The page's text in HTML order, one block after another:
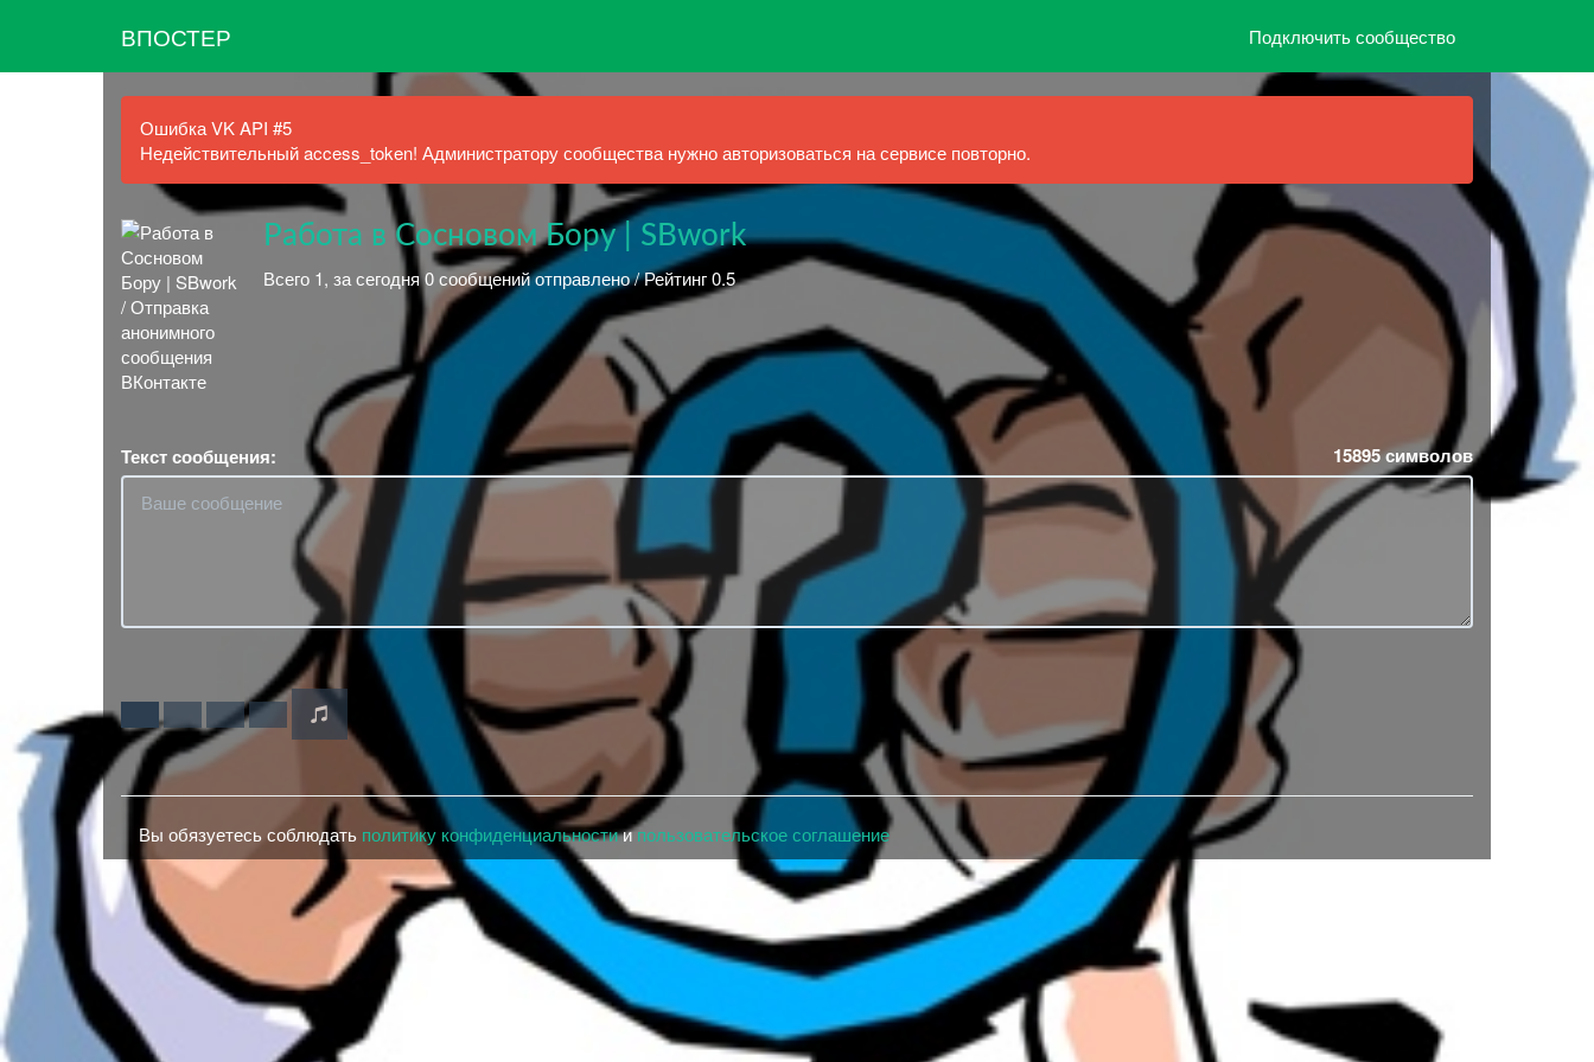
ВПОСТЕР Подключить сообщество
Ошибка VK API #5
Недействительный access_token! Администратору сообщества нужно авторизоваться на сервисе повторно.
Работа в Сосновом Бору | SBwork
Всего 1, за сегодня 0 сообщений отправлено / Рейтинг 0.5
Текст сообщения: 15895символов
Вы обязуетесь соблюдать политику конфиденциальностиипользовательское соглашение